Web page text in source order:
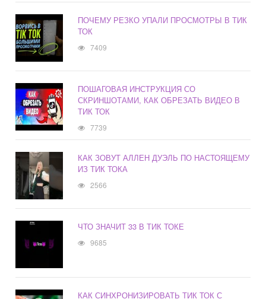
ПОЧЕМУ РЕЗКО УПАЛИ ПРОСМОТРЫ В ТИК
ТОК
7409
ПОШАГОВАЯ ИНСТРУКЦИЯ СО
СКРИНШОТАМИ, КАК ОБРЕЗАТЬ ВИДЕО В
ТИК ТОК
7739
КАК ЗОВУТ АЛЛЕН ДУЭЛЬ ПО НАСТОЯЩЕМУ
ИЗ ТИК ТОКА
2566
ЧТО ЗНАЧИТ 33 В ТИК ТОКЕ
9685
КАК СИНХРОНИЗИРОВАТЬ ТИК ТОК С